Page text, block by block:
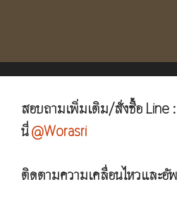
สอบถามเพิ่มเติม/สั่งซื้อ
นี่@Worasri
ติดตามความเคลื่อนไหวและอั